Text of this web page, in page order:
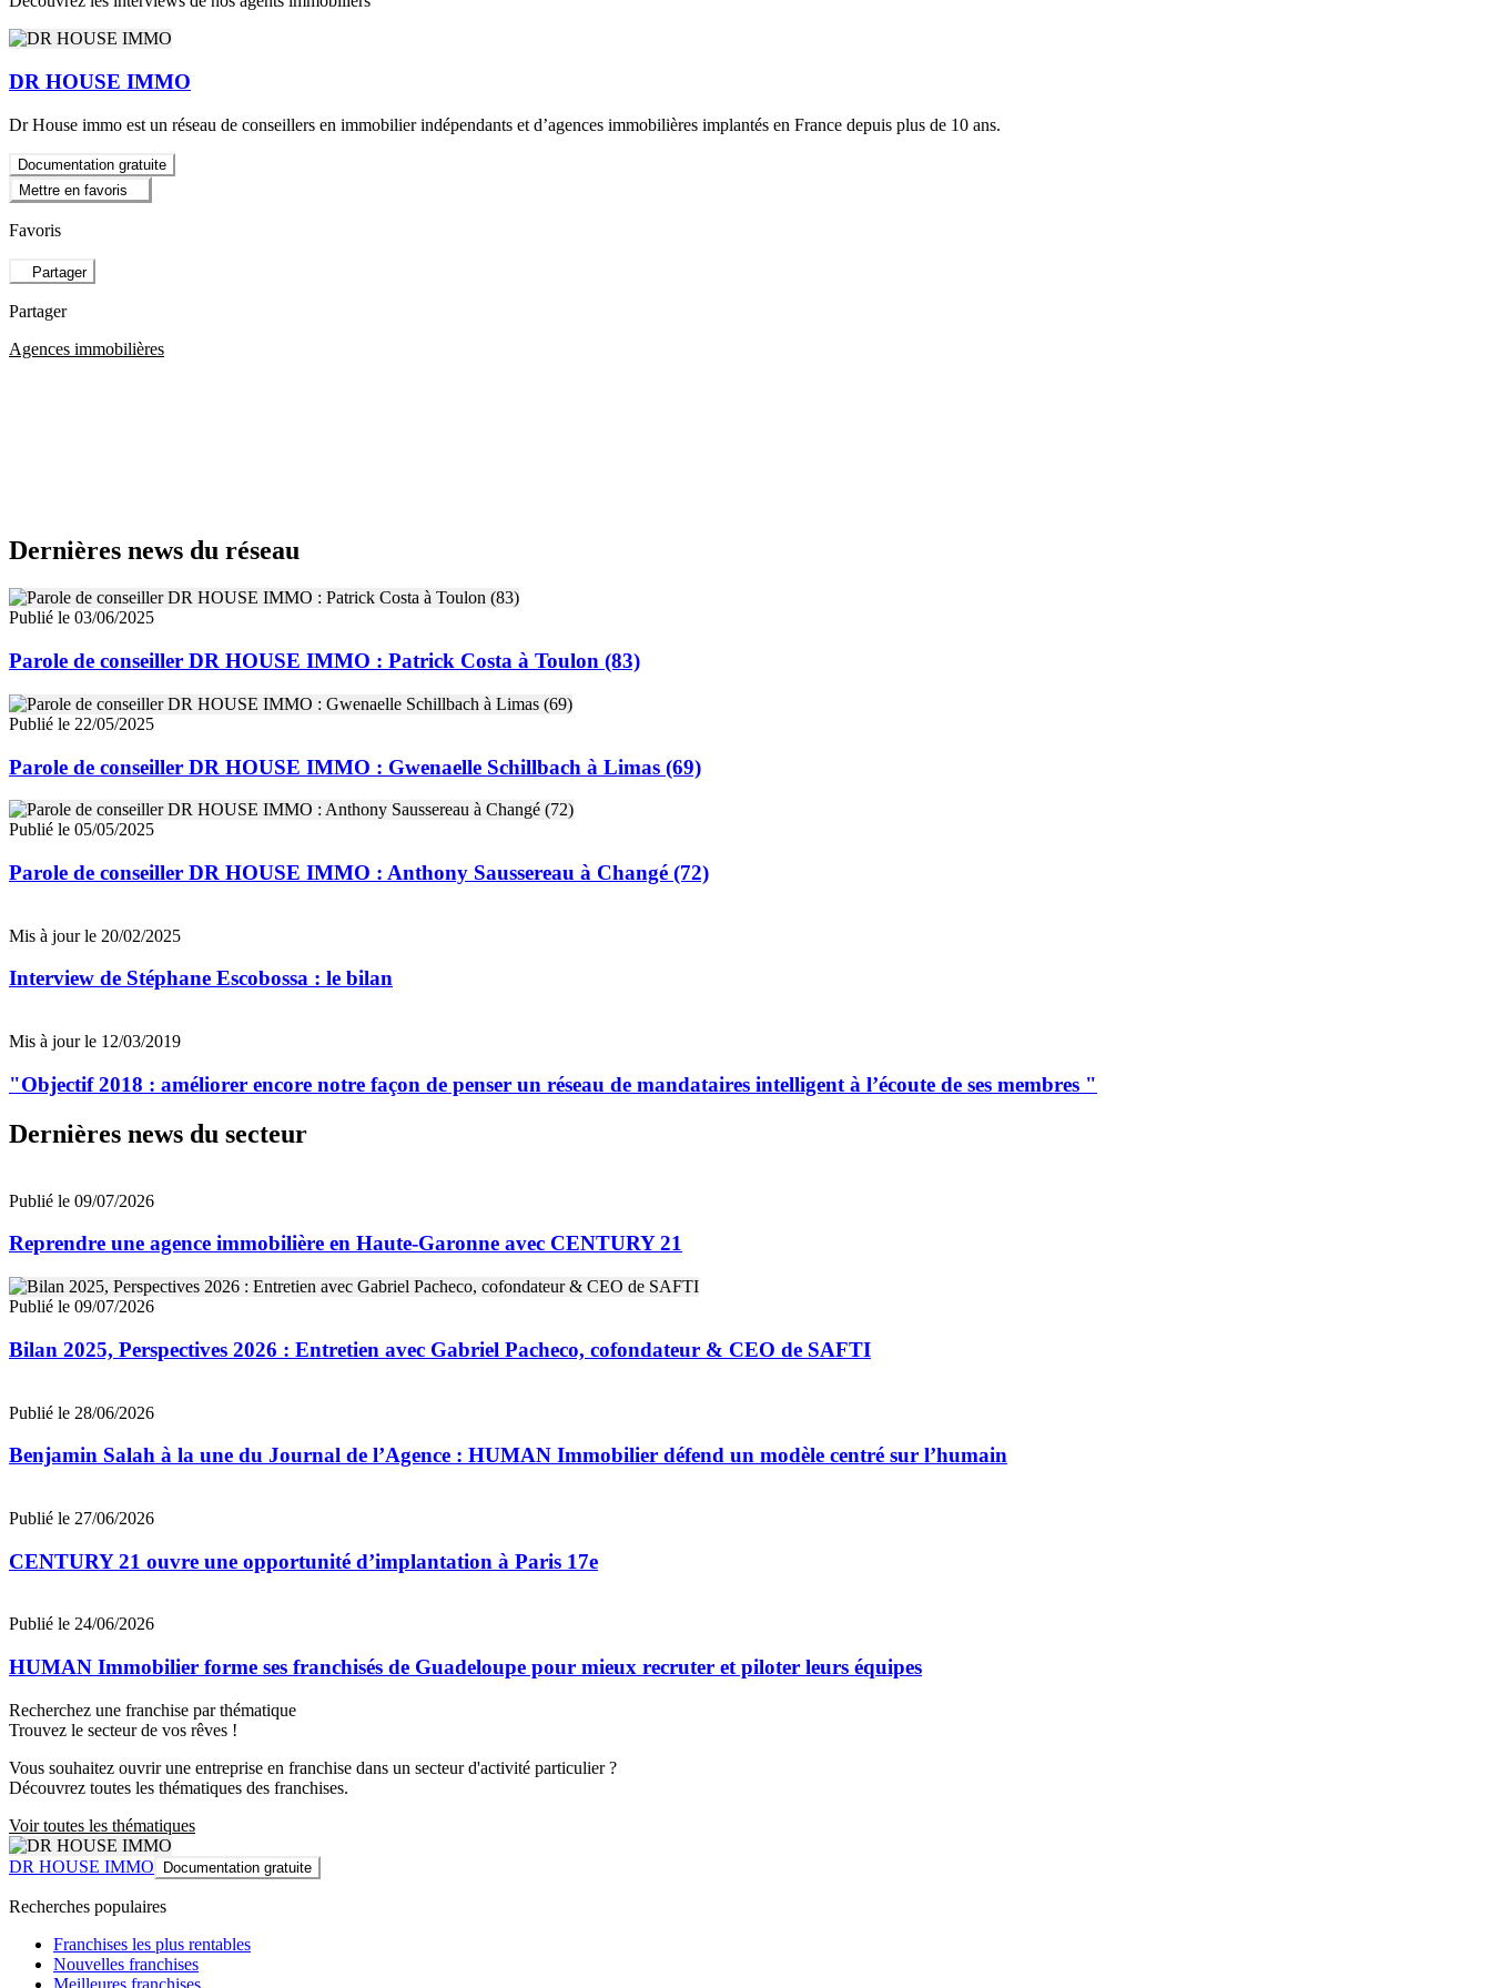
DR HOUSE IMMO
Dr House immo est un réseau de conseillers en immobilier indépendants et d’agences immobilières implantés en France depuis plus de 10 ans.
Documentation gratuite
Mettre en favoris
Favoris
Partager
Partager
Agences immobilières
Dernières news du réseau
Publié le 03/06/2025
Parole de conseiller DR HOUSE IMMO : Patrick Costa à Toulon (83)
Publié le 22/05/2025
Parole de conseiller DR HOUSE IMMO : Gwenaelle Schillbach à Limas (69)
Publié le 05/05/2025
Parole de conseiller DR HOUSE IMMO : Anthony Saussereau à Changé (72)
Mis à jour le 20/02/2025
Interview de Stéphane Escobossa : le bilan
Mis à jour le 12/03/2019
"Objectif 2018 : améliorer encore notre façon de penser un réseau de mandataires intelligent à l’écoute de ses membres "
Dernières news du secteur
Publié le 09/07/2026
Reprendre une agence immobilière en Haute-Garonne avec CENTURY 21
Publié le 09/07/2026
Bilan 2025, Perspectives 2026 : Entretien avec Gabriel Pacheco, cofondateur & CEO de SAFTI
Publié le 28/06/2026
Benjamin Salah à la une du Journal de l’Agence : HUMAN Immobilier défend un modèle centré sur l’humain
Publié le 27/06/2026
CENTURY 21 ouvre une opportunité d’implantation à Paris 17e
Publié le 24/06/2026
HUMAN Immobilier forme ses franchisés de Guadeloupe pour mieux recruter et piloter leurs équipes
Recherchez une franchise par thématique
Trouvez le secteur de vos rêves !
Vous souhaitez ouvrir une entreprise en franchise dans un secteur d'activité particulier ?
Découvrez toutes les thématiques des franchises.
Voir toutes les thématiques
DR HOUSE IMMO Documentation gratuite
Recherches populaires
Franchises les plus rentables
Nouvelles franchises
Meilleures franchises